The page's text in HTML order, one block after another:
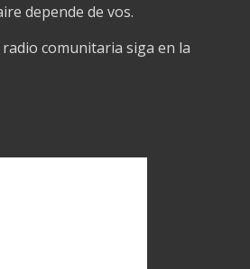
depende de vos.
comunitaria siga en la